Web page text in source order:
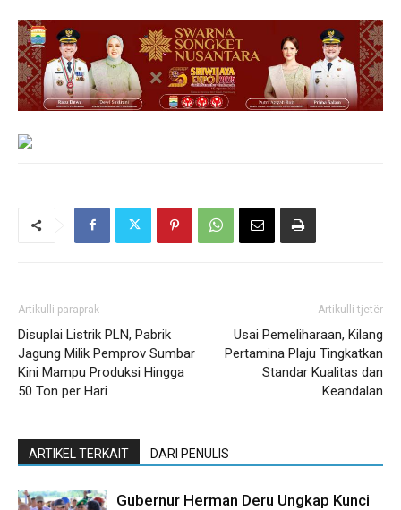
Artikulli paraprak
Disuplai Listrik PLN, Pabrik
Jagung Milik Pemprov Sumbar
Kini Mampu Produksi Hingga
50 Ton per Hari
Artikulli tjetër
Usai Pemeliharaan, Kilang
Pertamina Plaju Tingkatkan
Standar Kualitas dan
Keandalan
ARTIKEL TERKAIT DARI PENULIS
Gubernur Herman Deru Ungkap Kunci